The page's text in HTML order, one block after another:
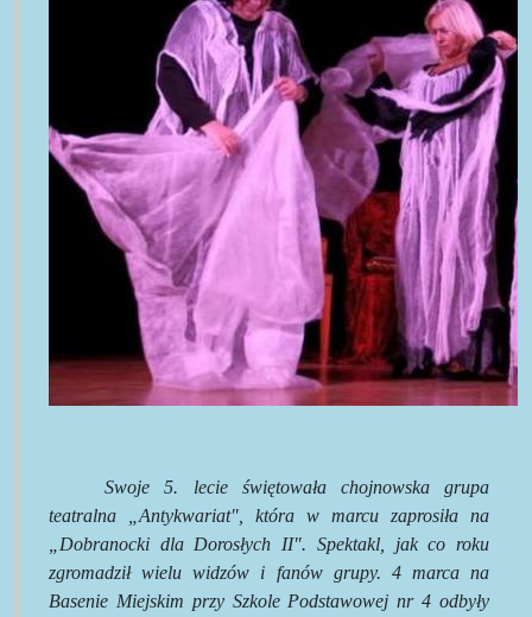
Swoje 5. lecie świętowała chojnowska grupa
teatralna „Antykwariat", która w marcu zaprosiła na
„Dobranocki dla Dorosłych II". Spektakl, jak co roku
zgromadził wielu widzów i fanów grupy. 4 marca na
Basenie Miejskim przy Szkole Podstawowej nr 4 odbyły